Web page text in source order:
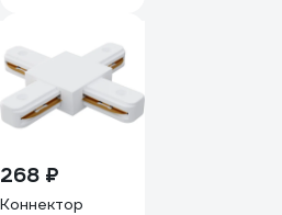
м 2000251
268 ₽
Коннектор